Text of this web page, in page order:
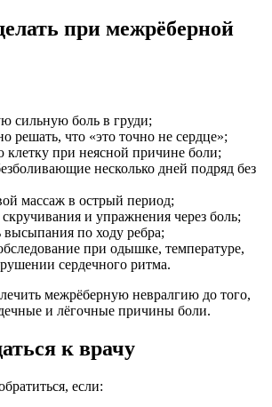
при межрёберной
сильную боль в груди;
решать, что «это точно не сердце»;
клетку при неясной причине боли;
несколько дней подряд без
массаж в острый период;
скручивания и упражнения через боль;
высыпания по ходу ребра;
при одышке, температуре,
сердечного ритма.
межрёберную невралгию до того,
и лёгочные причины боли.
к врачу
если: